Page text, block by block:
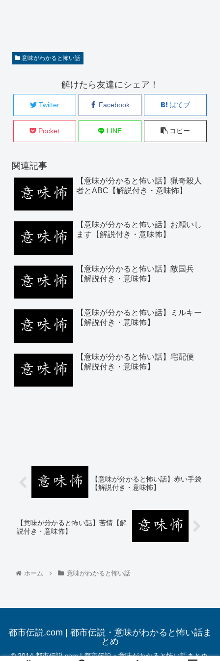
意味がわかると怖い話
解けたら友達にシェア！
Twitter Facebook はてブ
Pocket LINE コピー
関連記事
【意味が分かると怖い話】猟奇殺人
者とABC【解説付き・意味怖】
【意味が分かると怖い話】お願いし
ます【解説付き・意味怖】
【意味が分かると怖い話】敵国兵
【解説付き・意味怖】
【意味が分かると怖い話】ミルキー
【解説付き・意味怖】
【意味が分かると怖い話】宅配便
【解説付き・意味怖】
【意味が分かると怖い話】赤い手袋
【解説付き・意味怖】
【意味が分かると怖い話】苦情【解
説付き・意味怖】
ホーム 意味がわかると怖い話
都市伝説.com | 都市伝説・意味がわかると怖い話ま
とめ
© 2014 都市伝説.com | 都市伝説・意味がわかると怖い話まとめ.